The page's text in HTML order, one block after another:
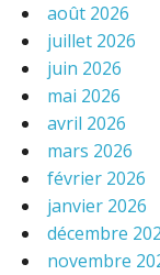
août 2026
juillet 2026
juin 2026
mai 2026
avril 2026
mars 2026
février 2026
janvier 2026
décembre
novembre